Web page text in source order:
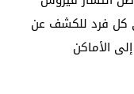
كل فرد للكشف عن
الأماكن